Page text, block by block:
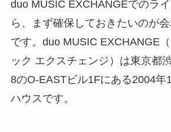
duo MUSIC EXCHANGEでのラ
ら、まず確保しておきたいのが
です。duo MUSIC EXCHANGE
ック エクスチェンジ）は東京都
8のO-EASTビル1Fにある2004年
ハウスです。